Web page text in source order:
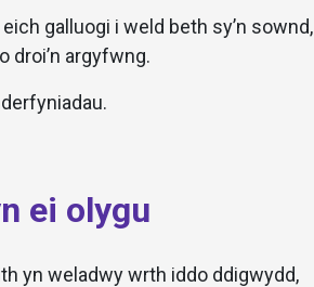
galluogi i weld beth sy’n sownd,
droi’n argyfwng.
ei olygu
yn weladwy wrth iddo ddigwydd,